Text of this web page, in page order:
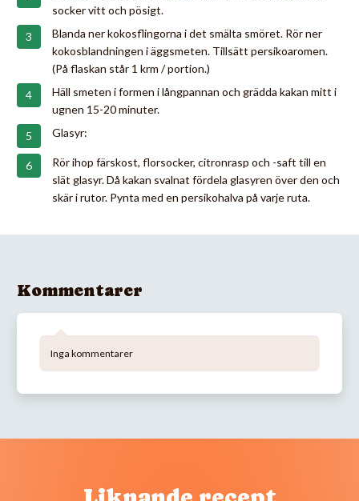
socker vitt och pösigt.
Blanda ner kokosflingorna i det smälta smöret. Rör ner
kokosblandningen i äggsmeten. Tillsätt persikoaromen.
(På flaskan står 1 krm / portion.)
Häll smeten i formen i långpannan och grädda kakan mitt i
ugnen 15-20 minuter.
Glasyr:
Rör ihop färskost, florsocker, citronrasp och -saft till en
slät glasyr. Då kakan svalnat fördela glasyren över den och
skär i rutor. Pynta med en persikohalva på varje ruta.
Kommentarer
Inga kommentarer